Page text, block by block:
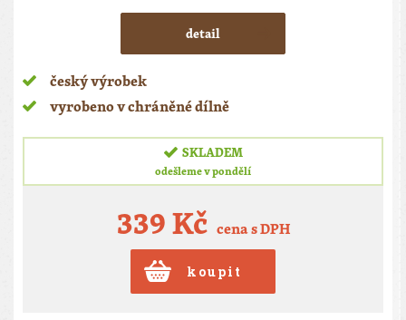
detail
český výrobek
vyrobeno v chráněné dílně
SKLADEM
odešleme v pondělí
339 Kč cena s DPH